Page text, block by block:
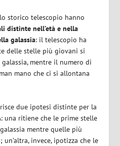
storico telescopio hanno
distinte nell’età e nella
galassia: il telescopio ha
delle stelle più giovani si
mentre il numero di
mano che ci si allontana
due ipotesi distinte per la
una ritiene che le prime stelle
mentre quelle più
invece, ipotizza che le